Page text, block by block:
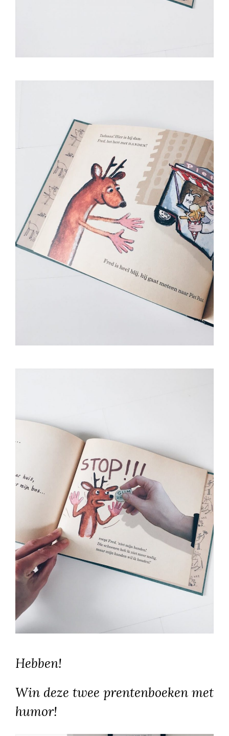
Hebben!
Win deze twee prentenboeken met
humor!